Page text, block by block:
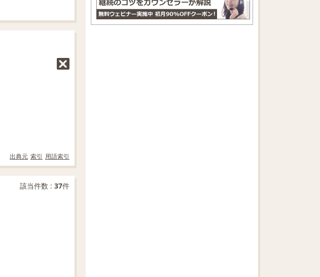
出典元 索引 用語索引
該当件数 : 37件